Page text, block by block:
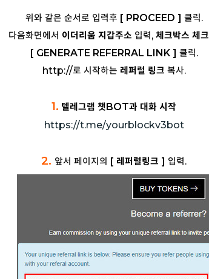
위와 같은 순서로 입력후 [ PROCEED ] 클릭.
다음화면에서 이더리움 지갑주소 입력, 체크박스 체크
[ GENERATE REFERRAL LINK ] 클릭.
http://로 시작하는 레퍼럴 링크 복사.
1. 텔레그램 챗BOT과 대화 시작
https://t.me/yourblockv3bot
2. 앞서 페이지의 [ 레퍼럴링크 ] 입력.